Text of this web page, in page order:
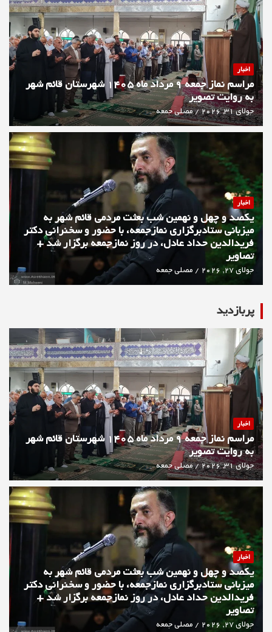
اخبار
مراسم نماز جمعه 9 مرداد ماه 1405 شهرستان قائم شهر
به روایت تصویر
جولای 31, 2026 مصلی جمعه
اخبار
یکصد و چهل و نهمین شب بعثت مردمی قائم شهر به
میزبانی ستادبرگزاری نمازجمعه، با حضور و سخنرانی دکتر
فریدالدین حداد عادل، در روز نمازجمعه برگزار شد +
تصاویر
جولای 27, 2026 مصلی جمعه
پربازديد
اخبار
مراسم نماز جمعه 9 مرداد ماه 1405 شهرستان قائم شهر
به روایت تصویر
جولای 31, 2026 مصلی جمعه
اخبار
یکصد و چهل و نهمین شب بعثت مردمی قائم شهر به
میزبانی ستادبرگزاری نمازجمعه، با حضور و سخنرانی دکتر
فریدالدین حداد عادل، در روز نمازجمعه برگزار شد +
تصاویر
جولای 27, 2026 مصلی جمعه